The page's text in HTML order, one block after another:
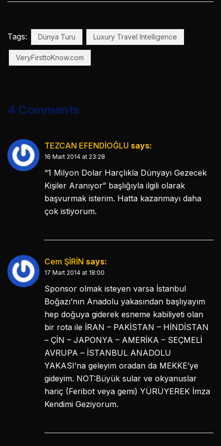
Tags: Dünya Turu Luxury Travel Intelligence
VeryFirsttoKnow.com
4 Comments
TEZCAN EFENDİOĞLU says:
16 Mart 2014 at 23:28
“1 Milyon Dolar Harçlıkla Dünyayı Gezecek
Kişiler Aranıyor” başlığıyla ilgili olarak
başvurmak isterim. Hatta kazanmayı daha
çok istiyorum.
Cem ŞİRİN says:
17 Mart 2014 at 18:00
Sponsor olmak isteyen varsa İstanbul
Boğazı’nın Anadolu yakasından başlıyayım
hep doğuya giderek esneme kabiliyeti olan
bir rota ile İRAN – PAKİSTAN – HİNDİSTAN
– ÇİN – JAPONYA – AMERİKA – SEÇMELİ
AVRUPA – İSTANBUL ANADOLU
YAKASI’na geleyim oradan da MEKKE’ye
gideyim. NOT:Büyük sular ve okyanuslar
hariç (Feribot veya gemi) YÜRÜYEREK İmza
Kendimi Geziyorum.